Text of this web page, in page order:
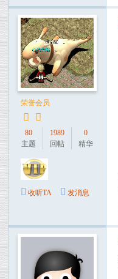
荣誉会员
80
主题
1989
回帖
0
精华
收听TA 发消息